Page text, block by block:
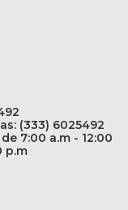
(333) 6025492
7:00 a.m - 12:00
p.m